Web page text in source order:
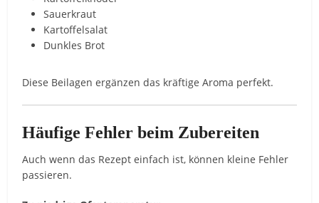
Sauerkraut
Kartoffelsalat
Dunkles Brot
Diese Beilagen ergänzen das kräftige Aroma perfekt.
Häufige Fehler beim Zubereiten
Auch wenn das Rezept einfach ist, können kleine Fehler
passieren.